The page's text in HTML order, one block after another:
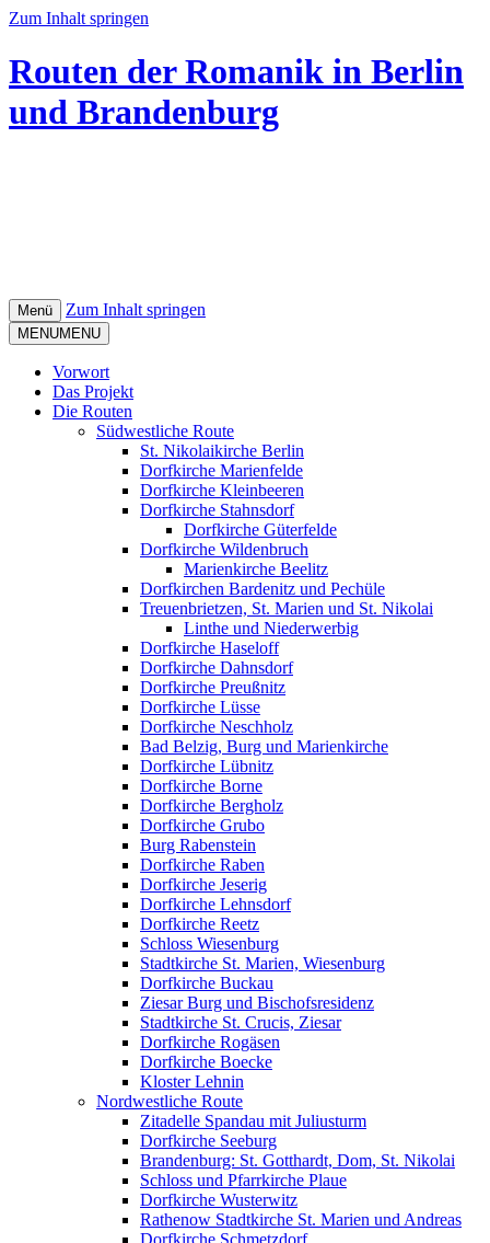
Zum Inhalt springen
Routen der Romanik in Berlin
und Brandenburg
Menü Zum Inhalt springen
MENUMENU
Vorwort
Das Projekt
Die Routen
Südwestliche Route
St. Nikolaikirche Berlin
Dorfkirche Marienfelde
Dorfkirche Kleinbeeren
Dorfkirche Stahnsdorf
Dorfkirche Güterfelde
Dorfkirche Wildenbruch
Marienkirche Beelitz
Dorfkirchen Bardenitz und Pechüle
Treuenbrietzen, St. Marien und St. Nikolai
Linthe und Niederwerbig
Dorfkirche Haseloff
Dorfkirche Dahnsdorf
Dorfkirche Preußnitz
Dorfkirche Lüsse
Dorfkirche Neschholz
Bad Belzig, Burg und Marienkirche
Dorfkirche Lübnitz
Dorfkirche Borne
Dorfkirche Bergholz
Dorfkirche Grubo
Burg Rabenstein
Dorfkirche Raben
Dorfkirche Jeserig
Dorfkirche Lehnsdorf
Dorfkirche Reetz
Schloss Wiesenburg
Stadtkirche St. Marien, Wiesenburg
Dorfkirche Buckau
Ziesar Burg und Bischofsresidenz
Stadtkirche St. Crucis, Ziesar
Dorfkirche Rogäsen
Dorfkirche Boecke
Kloster Lehnin
Nordwestliche Route
Zitadelle Spandau mit Juliusturm
Dorfkirche Seeburg
Brandenburg: St. Gotthardt, Dom, St. Nikolai
Schloss und Pfarrkirche Plaue
Dorfkirche Wusterwitz
Rathenow Stadtkirche St. Marien und Andreas